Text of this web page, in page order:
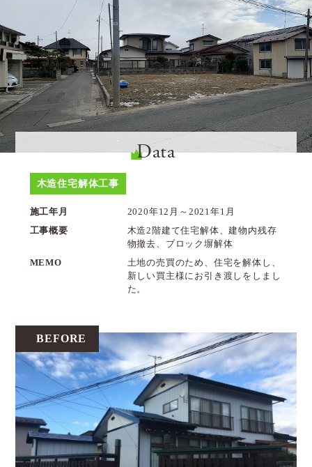
Data
木造住宅解体工事
施工年月
2020年12月～2021年1月
工事概要
木造2階建て住宅解体、建物内残存
物撤去、ブロック塀解体
MEMO
土地の売買のため、住宅を解体し、
新しい買主様にお引き渡しをしまし
た。
BEFORE